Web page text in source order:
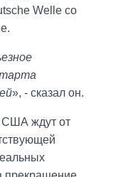
Welle со
», - сказал он.
США ждут от